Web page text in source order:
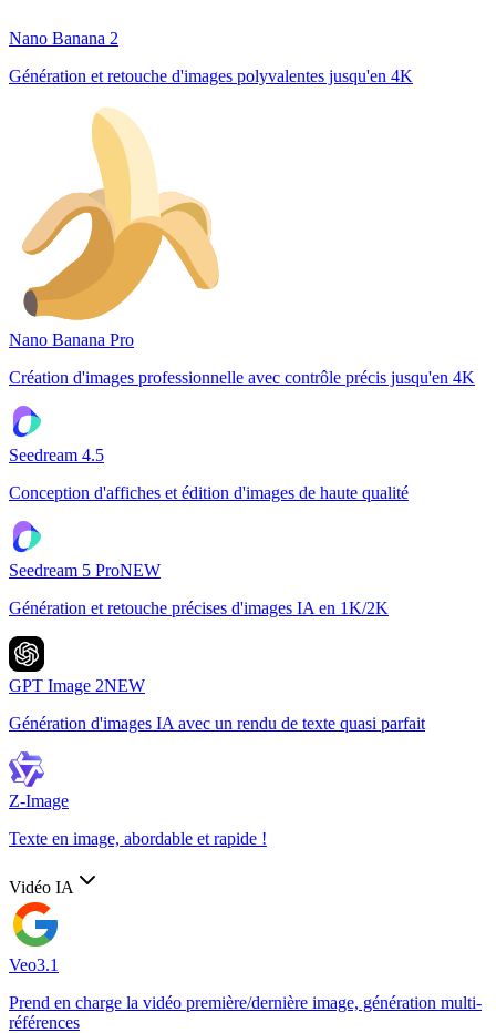
Nano Banana 2
Génération et retouche d'images polyvalentes jusqu'en 4K
Nano Banana Pro
Création d'images professionnelle avec contrôle précis jusqu'en 4K
Seedream 4.5
Conception d'affiches et édition d'images de haute qualité
Seedream 5 ProNEW
Génération et retouche précises d'images IA en 1K/2K
GPT Image 2NEW
Génération d'images IA avec un rendu de texte quasi parfait
Z-Image
Texte en image, abordable et rapide !
Vidéo IA
Veo3.1
Prend en charge la vidéo première/dernière image, génération multi-
références